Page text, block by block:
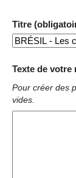
Titre
Texte de votre
Pour créer des
vides.